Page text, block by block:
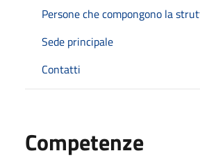
Persone che compongono la
Sede principale
Contatti
Competenze